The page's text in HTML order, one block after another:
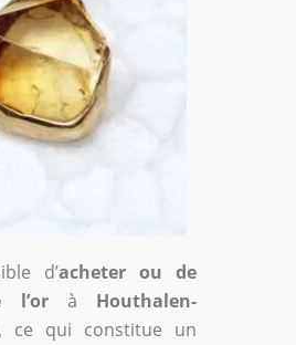
d’acheter ou de
l’or à Houthalen-
, ce qui constitue un